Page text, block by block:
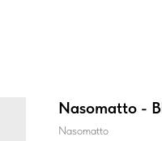
Nasomatto -
Nasomatto